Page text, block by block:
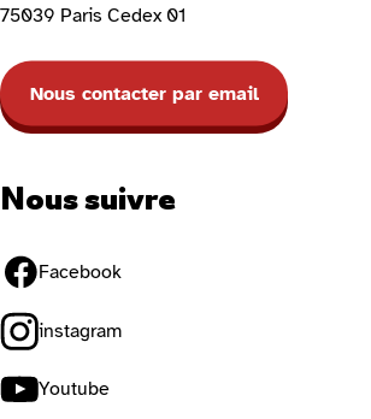
75039 Paris Cedex 01
Nous contacter par email
Nous suivre
Facebook
instagram
Youtube